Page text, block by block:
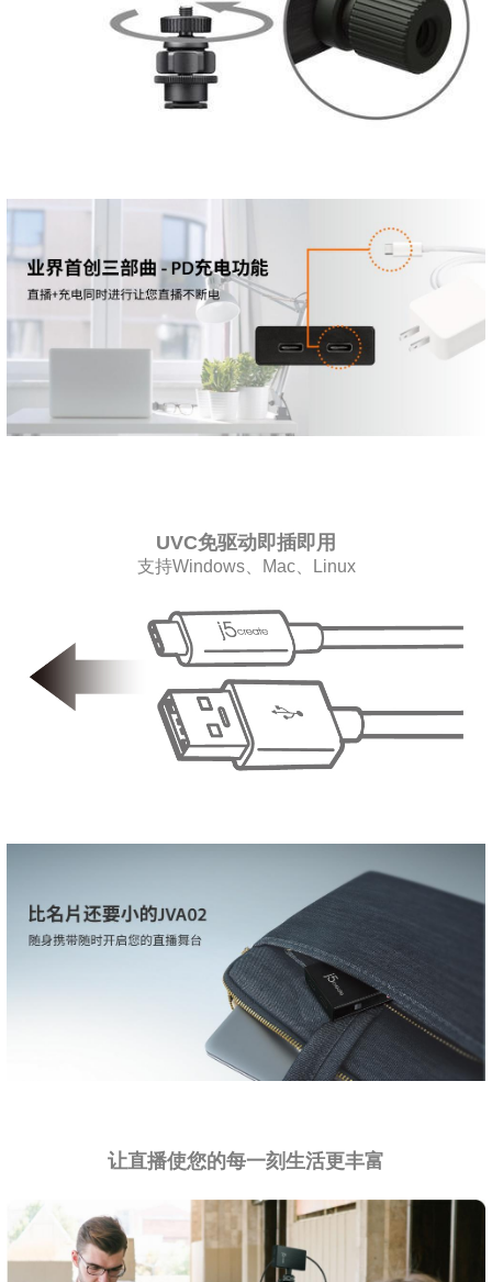
UVC免驱动即插即用
支持Windows、Mac、Linux
让直播使您的每一刻生活更丰富